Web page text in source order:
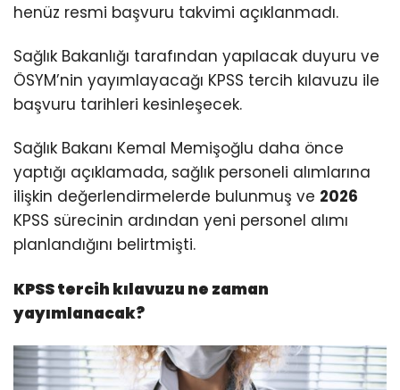
henüz resmi başvuru takvimi açıklanmadı.
Sağlık Bakanlığı tarafından yapılacak duyuru ve
ÖSYM’nin yayımlayacağı KPSS tercih kılavuzu ile
başvuru tarihleri kesinleşecek.
Sağlık Bakanı Kemal Memişoğlu daha önce
yaptığı açıklamada, sağlık personeli alımlarına
ilişkin değerlendirmelerde bulunmuş ve 2026
KPSS sürecinin ardından yeni personel alımı
planlandığını belirtmişti.
KPSS tercih kılavuzu ne zaman
yayımlanacak?